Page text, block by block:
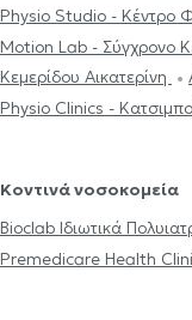
Physio Studio -
Motion Lab - Σύγχρονο
Κεμερίδου Αικατερίνη
Physio Clinics -
Κοντινά νοσοκομεία
Bioclab Ιδιωτικά
Premedicare Health